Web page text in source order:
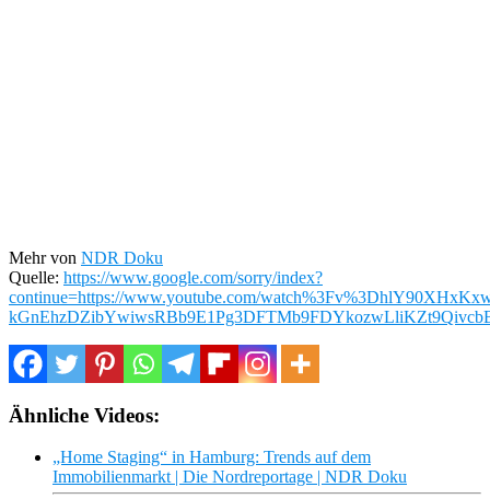
Mehr von NDR Doku
Quelle: https://www.google.com/sorry/index?
continue=https://www.youtube.com/
Ähnliche Videos:
„Home Staging“ in Hamburg: Trends auf dem
Immobilienmarkt | Die Nordreportage | NDR Doku